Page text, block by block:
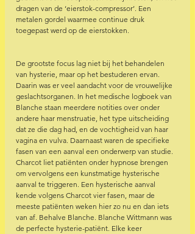
dragen van de ‘eierstok-compressor’. Een
metalen gordel waarmee continue druk
toegepast werd op de eierstokken.
De grootste focus lag niet bij het behandelen
van hysterie, maar op het bestuderen ervan.
Daarin was er veel aandacht voor de vrouwelijke
geslachtsorganen. In het medische logboek van
Blanche staan meerdere notities over onder
andere haar menstruatie, het type uitscheiding
dat ze die dag had, en de vochtigheid van haar
vagina en vulva. Daarnaast waren de specifieke
fasen van een aanval een onderwerp van studie.
Charcot liet patiënten onder hypnose brengen
om vervolgens een kunstmatige hysterische
aanval te triggeren. Een hysterische aanval
kende volgens Charcot vier fasen, maar de
meeste patiënten weken hier zo nu en dan iets
van af. Behalve Blanche. Blanche Wittmann was
de perfecte hysterie-patiënt. Elke keer